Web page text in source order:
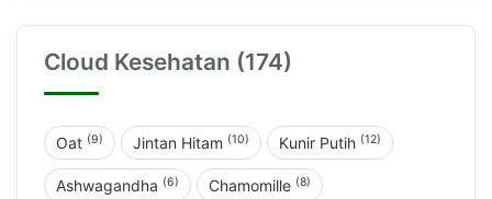
Cloud Kesehatan (174)
Oat (9) Jintan Hitam (10) Kunir Putih (12)
Ashwagandha (6) Chamomille (8)